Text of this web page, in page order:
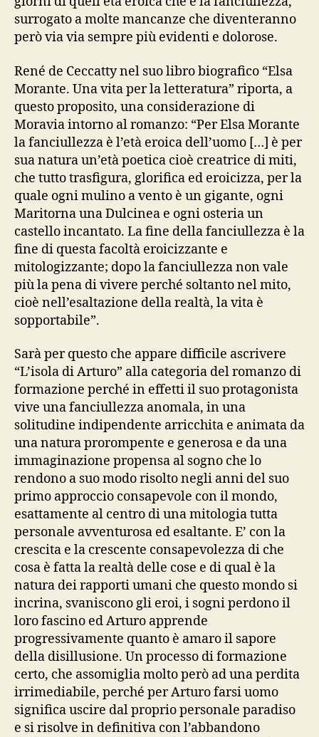
surrogato a molte mancanze che diventeranno
però via via sempre più evidenti e dolorose.
René de Ceccatty nel suo libro biografico “Elsa
Morante. Una vita per la letteratura” riporta, a
questo proposito, una considerazione di
Moravia intorno al romanzo: “Per Elsa Morante
la fanciullezza è l’età eroica dell’uomo […] è per
sua natura un’età poetica cioè creatrice di miti,
che tutto trasfigura, glorifica ed eroicizza, per la
quale ogni mulino a vento è un gigante, ogni
Maritorna una Dulcinea e ogni osteria un
castello incantato. La fine della fanciullezza è la
fine di questa facoltà eroicizzante e
mitologizzante; dopo la fanciullezza non vale
più la pena di vivere perché soltanto nel mito,
cioè nell’esaltazione della realtà, la vita è
sopportabile”.
Sarà per questo che appare difficile ascrivere
“L’isola di Arturo” alla categoria del romanzo di
formazione perché in effetti il suo protagonista
vive una fanciullezza anomala, in una
solitudine indipendente arricchita e animata da
una natura prorompente e generosa e da una
immaginazione propensa al sogno che lo
rendono a suo modo risolto negli anni del suo
primo approccio consapevole con il mondo,
esattamente al centro di una mitologia tutta
personale avventurosa ed esaltante. E’ con la
crescita e la crescente consapevolezza di che
cosa è fatta la realtà delle cose e di qual è la
natura dei rapporti umani che questo mondo si
incrina, svaniscono gli eroi, i sogni perdono il
loro fascino ed Arturo apprende
progressivamente quanto è amaro il sapore
della disillusione. Un processo di formazione
certo, che assomiglia molto però ad una perdita
irrimediabile, perché per Arturo farsi uomo
significa uscire dal proprio personale paradiso
e si risolve in definitiva con l’abbandono